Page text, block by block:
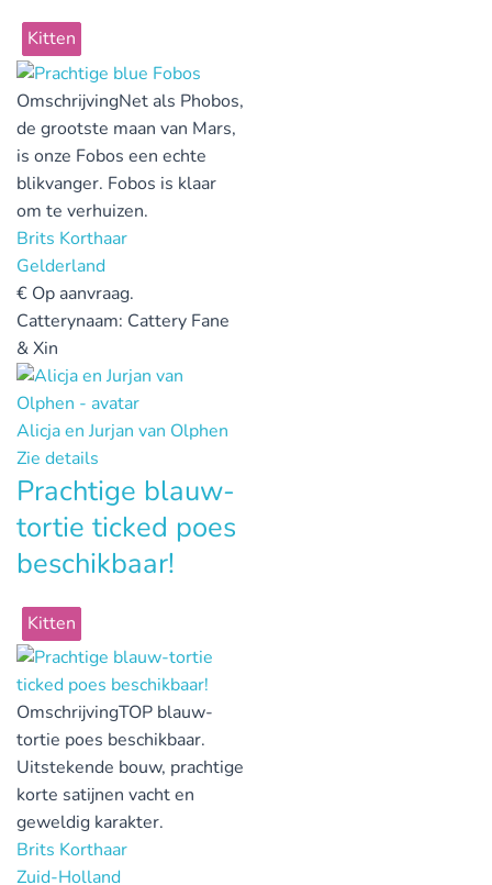
Kitten
OmschrijvingNet als Phobos,
de grootste maan van Mars,
is onze Fobos een echte
blikvanger. Fobos is klaar
om te verhuizen.
Brits Korthaar
Gelderland
€ Op aanvraag.
Catterynaam: Cattery Fane
& Xin
Alicja en Jurjan van Olphen
Zie details
Prachtige blauw-
tortie ticked poes
beschikbaar!
Kitten
OmschrijvingTOP blauw-
tortie poes beschikbaar.
Uitstekende bouw, prachtige
korte satijnen vacht en
geweldig karakter.
Brits Korthaar
Zuid-Holland